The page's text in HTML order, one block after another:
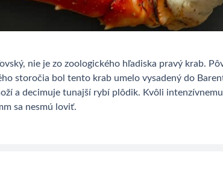
nie je zo zoologického hľadiska pravý krab.
storočia bol tento krab umelo vysadený do
a decimuje tunajší rybí plôdik. Kvôli
sa nesmú loviť.